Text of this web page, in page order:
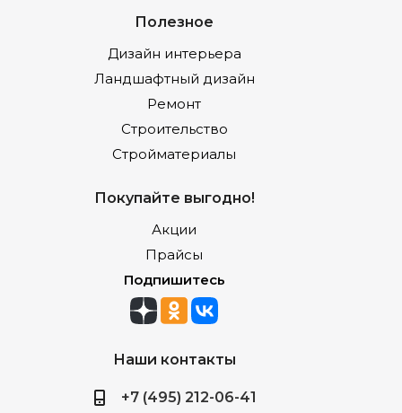
Полезное
Дизайн интерьера
Ландшафтный дизайн
Ремонт
Строительство
Стройматериалы
Покупайте выгодно!
Акции
Прайсы
Подпишитесь
Наши контакты
+7 (495) 212-06-41